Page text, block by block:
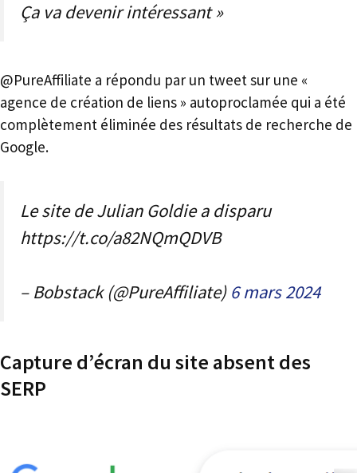
Ça va devenir intéressant »
@PureAffiliate a répondu par un tweet sur une «
agence de création de liens » autoproclamée qui a été
complètement éliminée des résultats de recherche de
Google.
Le site de Julian Goldie a disparu
https://t.co/a82NQmQDVB
– Bobstack (@PureAffiliate) 6 mars 2024
Capture d’écran du site absent des
SERP